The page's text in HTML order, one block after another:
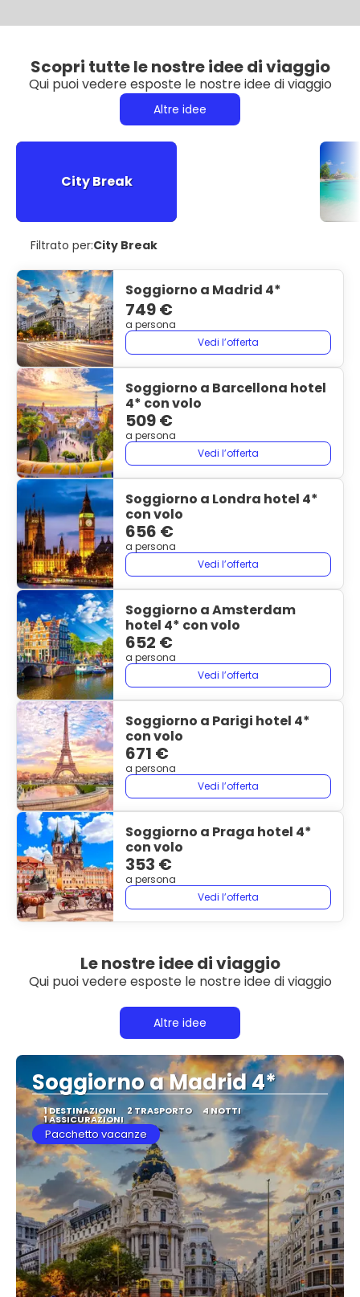
Scopri tutte le nostre idee di viaggio
Qui puoi vedere esposte le nostre idee di viaggio
Altre idee
City Break
Filtrato per:City Break
Soggiorno a Madrid 4*
749 €
a persona
Vedi l’offerta
Soggiorno a Barcellona hotel
4* con volo
509 €
a persona
Vedi l’offerta
Soggiorno a Londra hotel 4*
con volo
656 €
a persona
Vedi l’offerta
Soggiorno a Amsterdam
hotel 4* con volo
652 €
a persona
Vedi l’offerta
Soggiorno a Parigi hotel 4*
con volo
671 €
a persona
Vedi l’offerta
Soggiorno a Praga hotel 4*
con volo
353 €
a persona
Vedi l’offerta
Le nostre idee di viaggio
Qui puoi vedere esposte le nostre idee di viaggio
Altre idee
Soggiorno a Madrid 4*
1 DESTINAZIONI 2 TRASPORTO 4 NOTTI
1 ASSICURAZIONI
Pacchetto vacanze